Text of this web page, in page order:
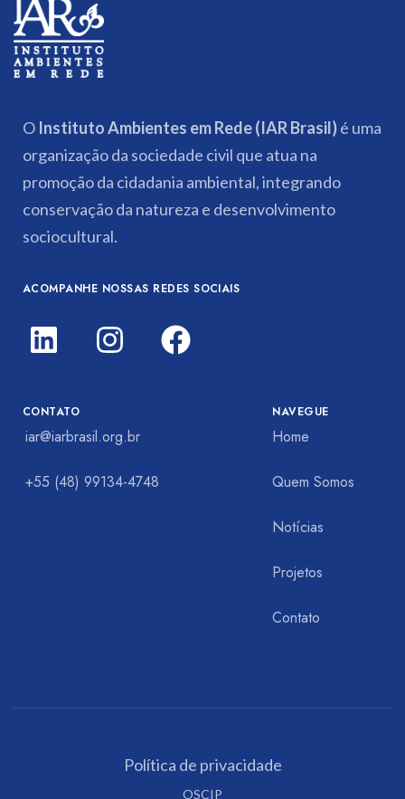
O Instituto Ambientes em Rede (IAR Brasil)é uma
organização da sociedade civil que atua na
promoção da cidadania ambiental, integrando
conservação da natureza e desenvolvimento
sociocultural.
ACOMPANHE NOSSAS REDES SOCIAIS
NAVEGUE
Home
Quem Somos
Notícias
Projetos
Contato
CONTATO
iar@iarbrasil.org.br
+55 (48) 99134-4748
Política de privacidade
OSCIP